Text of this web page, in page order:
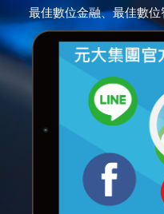
最佳數位金融、最佳數